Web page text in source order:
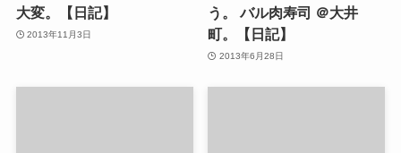
大変。【日記】
2013年11月3日
う。 バル肉寿司 ＠大井
町。【日記】
2013年6月28日